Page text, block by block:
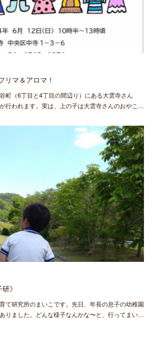
リマ＆アロマ！
町（6丁目と4丁目の間辺り）にある大雲寺さん
行われます。実は、上の子は大雲寺さんのおやこ…
》
て研究所のまいこです。先日、年長の息子の幼稚園
りました。どんな様子なんかな〜と、行ってまい…